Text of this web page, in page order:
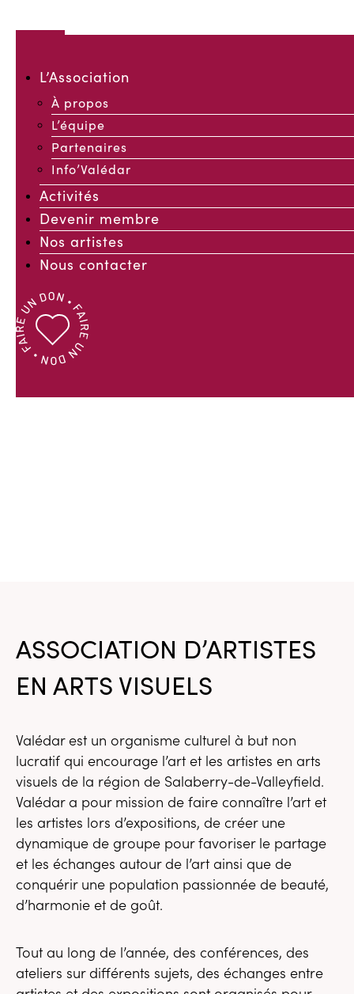
L’Association
À propos
L’équipe
Partenaires
Info’Valédar
Activités
Devenir membre
Nos artistes
Nous contacter
VALÉDAR
ASSOCIATION D'ARTISTE
EN ARTS VISUELS
ASSOCIATION D’ARTISTES
EN ARTS VISUELS
Valédar est un organisme culturel à but non
lucratif qui encourage l’art et les artistes en arts
visuels de la région de Salaberry-de-Valleyfield.
Valédar a pour mission de faire connaître l’art et
les artistes lors d’expositions, de créer une
dynamique de groupe pour favoriser le partage
et les échanges autour de l’art ainsi que de
conquérir une population passionnée de beauté,
d’harmonie et de goût.
Tout au long de l’année, des conférences, des
ateliers sur différents sujets, des échanges entre